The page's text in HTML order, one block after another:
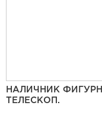
НАЛИЧНИК
ТЕЛЕСКОП.